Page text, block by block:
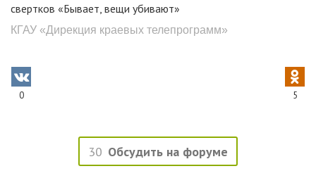
свертков «Бывает, вещи убивают»
КГАУ «Дирекция краевых телепрограмм»
0 5
30 Обсудить на форуме